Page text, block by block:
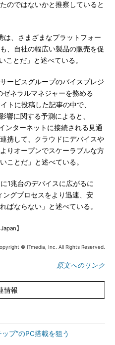
のではないかと推察していると
、さまざまなプラットフォー
、自社の幅広い製品の販売を促
ことだ」と述べている。
ービスグループのバイスプレジ
ネラルマネジャーを務める
トに投稿した記事の中で、
響に関する予測によると、
ンターネットに接続される見通
携して、クラウドにデバイスや
りオープンでスケーラブルな方
ことだ」と述べている。
1兆台のデバイスに広がるに
グプロセスをより迅速、安
ばならない」と述べている。
】
© ITmedia, Inc. All Rights Reserved.
原文へのリンク
情報
プ”のPC搭載を狙う